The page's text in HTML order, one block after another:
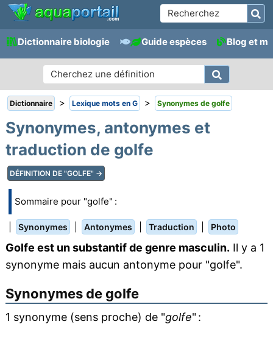
Dictionnaire biologie Guide espèces Blog et
Dictionnaire > Lexique mots en G > Synonymes de golfe
Synonymes, antonymes et
traduction de golfe
DÉFINITION DE "GOLFE" →
Sommaire pour "golfe" :
Synonymes Antonymes Traduction Photo
Golfe est un substantif de genre masculin. Il y a 1
synonyme mais aucun antonyme pour "golfe".
Synonymes de golfe
1 synonyme (sens proche) de "golfe" :